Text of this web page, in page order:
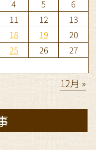
4 5
6
11 12
13
18 19
20
25 26
27
12月 »